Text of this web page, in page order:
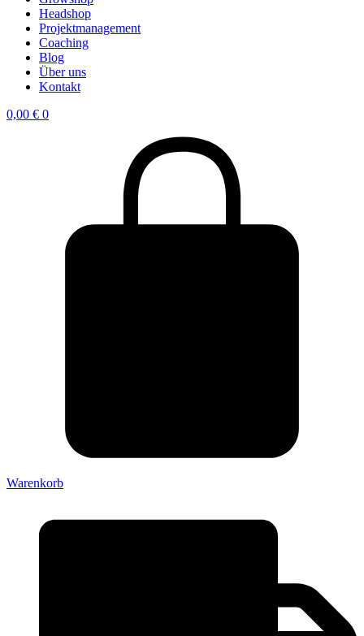
Headshop
Projektmanagement
Coaching
Blog
Über uns
Kontakt
0,00 € 0
Warenkorb